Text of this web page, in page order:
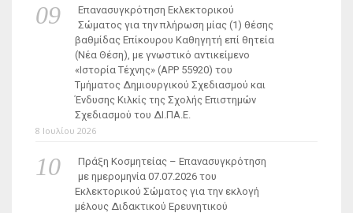
Επανασυγκρότηση Εκλεκτορικού
Σώματος για την πλήρωση μίας (1) θέσης
βαθμίδας Επίκουρου Καθηγητή επί θητεία
(Νέα Θέση), με γνωστικό αντικείμενο
«Ιστορία Τέχνης» (ΑΡΡ 55920) του
Τμήματος Δημιουργικού Σχεδιασμού και
Ένδυσης Κιλκίς της Σχολής Επιστημών
Σχεδιασμού του ΔΙ.ΠΑ.Ε.
8 Ιουλίου 2026
Πράξη Κοσμητείας – Επανασυγκρότηση
με ημερομηνία 07.07.2026 του
Εκλεκτορικού Σώματος για την εκλογή
μέλους Διδακτικού Ερευνητικού